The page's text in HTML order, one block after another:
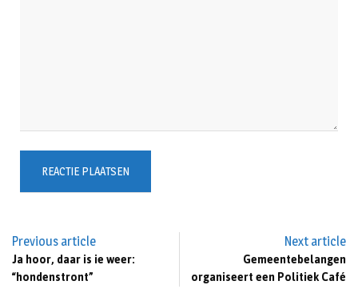
Previous article
Ja hoor, daar is ie weer:
“hondenstront”
Next article
Gemeentebelangen
organiseert een Politiek Café